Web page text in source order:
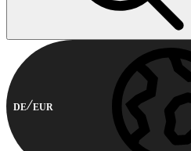
DE EUR